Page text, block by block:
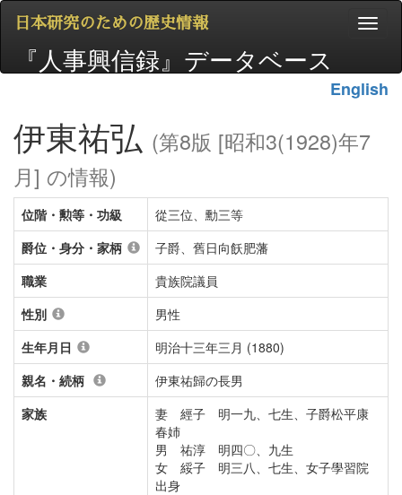
日本研究のための歴史情報
『人事興信録』データベース
English
伊東祐弘 (第8版 [昭和3(1928)年7
月] の情報)
位階・勲等・功級
從三位、勳三等
爵位・身分・家柄
子爵、舊日向飫肥藩
職業
貴族院議員
性別
男性
生年月日
明治十三年三月 (1880)
親名・続柄
伊東祐歸の長男
家族
妻 經子 明一九、七生、子爵松平康
春姉
男 祐淳 明四〇、九生
女 綏子 明三八、七生、女子學習院
出身